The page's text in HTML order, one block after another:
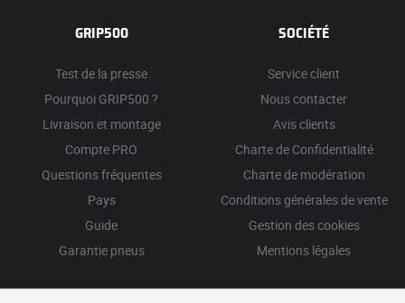
GRIP500
Test de la presse
Pourquoi GRIP500 ?
Livraison et montage
Compte PRO
Questions fréquentes
Pays
Guide
Garantie pneus
SOCIÉTÉ
Service client
Nous contacter
Avis clients
Charte de Confidentialité
Charte de modération
Conditions générales de vente
Gestion des cookies
Mentions légales